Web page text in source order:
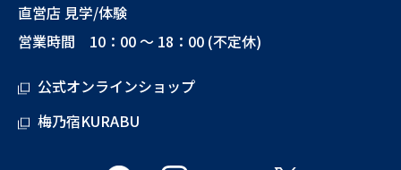
直営店 見学/体験
営業時間 10：00 ～ 18：00 (不定休)
公式オンラインショップ
梅乃宿KURABU